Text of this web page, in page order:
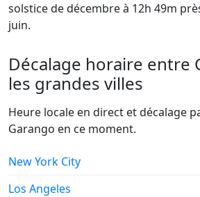
solstice de décembre à 12h 49m
juin.
Décalage horaire entre
les grandes villes
Heure locale en direct et décalage
Garango en ce moment.
New York City
Los Angeles